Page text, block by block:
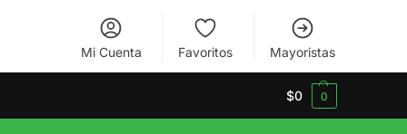
Mi Cuenta Favoritos Mayoristas
$0 0